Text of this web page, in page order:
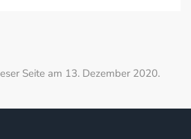
Seite am 13. Dezember 2020.